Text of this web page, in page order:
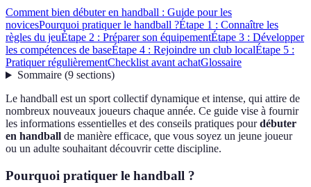
Comment bien débuter en handball : Guide pour les
novicesPourquoi pratiquer le handball ?Étape 1 : Connaître les
règles du jeuÉtape 2 : Préparer son équipementÉtape 3 : Développer
les compétences de baseÉtape 4 : Rejoindre un club localÉtape 5 :
Pratiquer régulièrementChecklist avant achatGlossaire
Sommaire(9 sections)
Le handball est un sport collectif dynamique et intense, qui attire de
nombreux nouveaux joueurs chaque année. Ce guide vise à fournir
les informations essentielles et des conseils pratiques pourdébuter
en handball de manière efficace, que vous soyez un jeune joueur
ou un adulte souhaitant découvrir cette discipline.
Pourquoi pratiquer le handball ?